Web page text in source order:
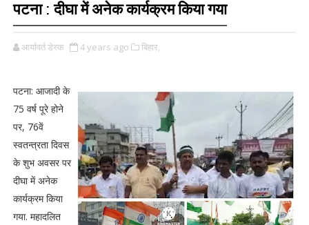
पटना : दीघा में अनेक कार्यक्रम किया गया
आर्यावर्त डेस्क 4 years ago बिहार,
पटना: आजादी के
75 वर्ष पूरे होने
पर, 76वें
स्वतन्त्रता दिवस
के शुभ अवसर पर
दीघा में अनेक
कार्यक्रम किया
गया. महादलित